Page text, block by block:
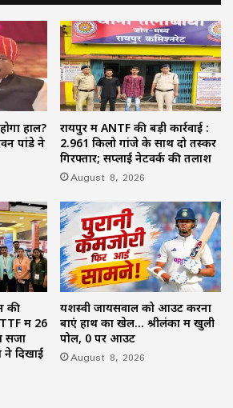
हाल?
पांडे ने
रायपुर में ANTF की बड़ी कार्रवाई :
2.961 किलो गांजे के साथ दो तस्कर
गिरफ्तार; सप्लाई नेटवर्क की तलाश
August 8, 2026
की
में 26
सजा
दिखाई
यशस्वी जायसवाल को आउट करना
बाएं हाथ का खेल… श्रीलंका में खुली
पोल, 0 पर आउट
August 8, 2026